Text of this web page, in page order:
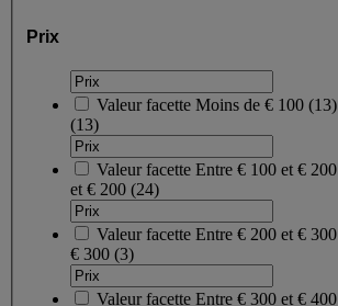
Prix
Valeur facette Moins de € 100 (13)
(13)
Valeur facette Entre € 100 et € 200
et € 200 (24)
Valeur facette Entre € 200 et € 300
€ 300 (3)
Valeur facette Entre € 300 et € 400